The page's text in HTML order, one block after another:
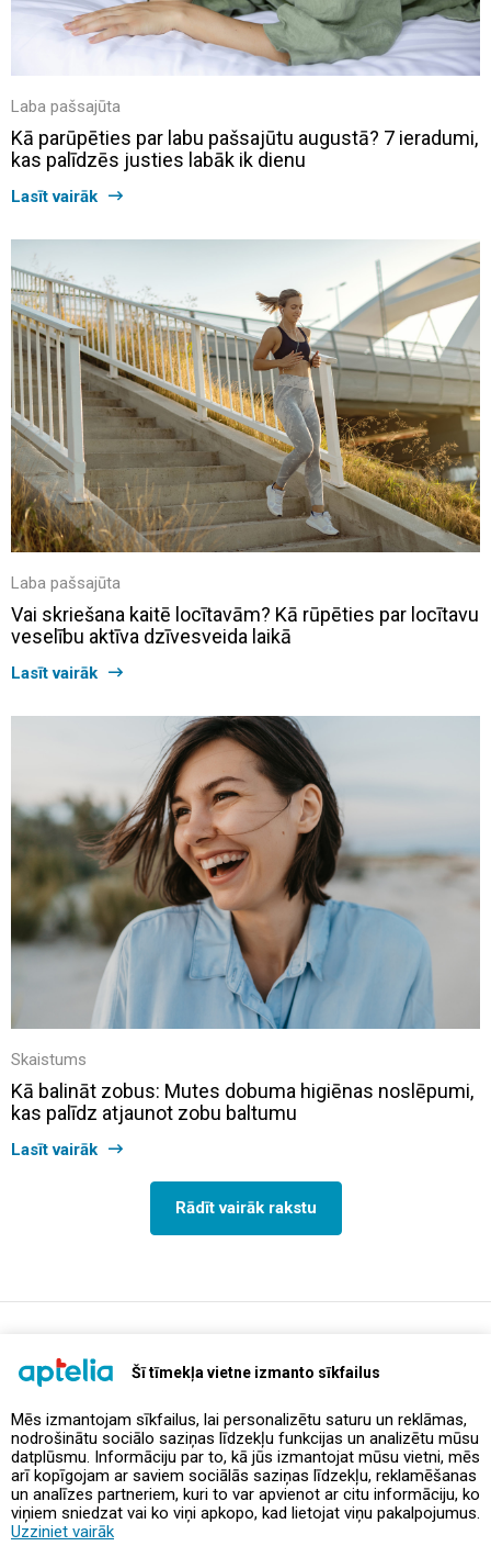
Šī tīmekļa vietne izmanto sīkfailus
Mēs izmantojam sīkfailus, lai personalizētu saturu un reklāmas,
nodrošinātu sociālo saziņas līdzekļu funkcijas un analizētu mūsu
datplūsmu. Informāciju par to, kā jūs izmantojat mūsu vietni, mēs
arī kopīgojam ar saviem sociālās saziņas līdzekļu, reklamēšanas
un analīzes partneriem, kuri to var apvienot ar citu informāciju, ko
viņiem sniedzat vai ko viņi apkopo, kad lietojat viņu pakalpojumus.
Uzziniet vairāk
Laba pašsajūta
Kā parūpēties par labu pašsajūtu augustā? 7 ieradumi,
kas palīdzēs justies labāk ik dienu
Lasīt vairāk
Laba pašsajūta
Vai skriešana kaitē locītavām? Kā rūpēties par locītavu
veselību aktīva dzīvesveida laikā
Lasīt vairāk
Skaistums
Kā balināt zobus: Mutes dobuma higiēnas noslēpumi,
kas palīdz atjaunot zobu baltumu
Lasīt vairāk
Rādīt vairāk rakstu
Piedāvājumi un akcijas
Kontakti